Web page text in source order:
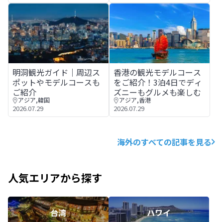
明洞観光ガイド｜周辺スポットやモデルコースもご紹介
明洞観光ガイド｜周辺ス
ポットやモデルコースも
ご紹介
アジア,韓国
2026.07.29
香港の観光モデルコースをご
香港の観光モデルコース
をご紹介！3泊4日でディ
ズニーもグルメも楽しむ
アジア,香港
2026.07.29
海外のすべての記事を見る
人気エリアから探す
台湾 ハワイ